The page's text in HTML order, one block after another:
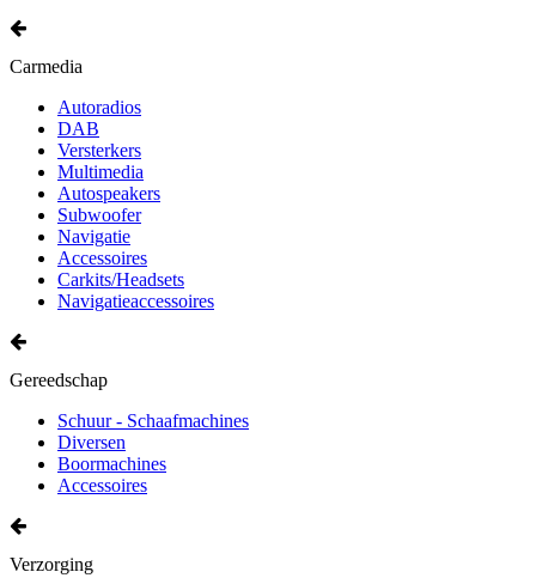
Carmedia
Autoradios
DAB
Versterkers
Multimedia
Autospeakers
Subwoofer
Navigatie
Accessoires
Carkits/Headsets
Navigatieaccessoires
Gereedschap
Schuur - Schaafmachines
Diversen
Boormachines
Accessoires
Verzorging